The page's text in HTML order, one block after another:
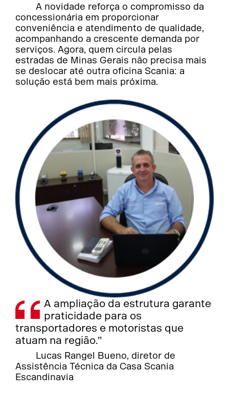
A novidade reforça o compromisso da
concessionária em proporcionar
conveniência e atendimento de qualidade,
acompanhando a crescente demanda por
serviços. Agora, quem circula pelas
estradas de Minas Gerais não precisa mais
se deslocar até outra oficina Scania: a
solução está bem mais próxima.
A ampliação da estrutura garante
praticidade para os
transportadores e motoristas que
atuam na região.”
Lucas Rangel Bueno, diretor de
Assistência Técnica da Casa Scania
Escandinavia